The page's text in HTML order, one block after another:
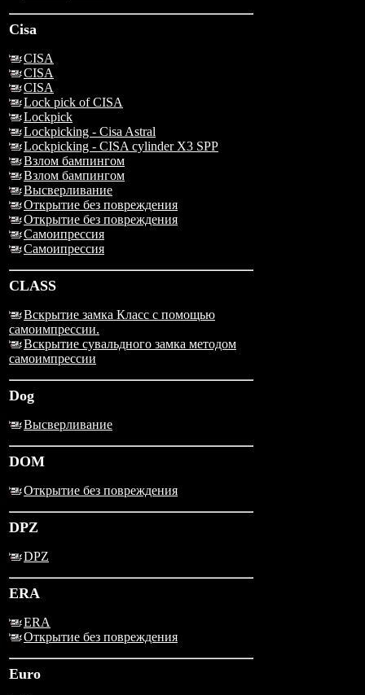
Cisa
CISA
CISA
CISA
Lock pick of CISA
Lockpick
Lockpicking - Cisa Astral
Lockpicking - CISA cylinder X3 SPP
Взлом бампингом
Взлом бампингом
Высверливание
Открытие без повреждения
Открытие без повреждения
Самоипрессия
Самоипрессия
CLASS
Вскрытие замка Класс с помощью
самоимпрессии.
Вскрытие сувальдного замка методом
самоимпрессии
Dog
Высверливание
DOM
Открытие без повреждения
DPZ
DPZ
ERA
ERA
Открытие без повреждения
Euro